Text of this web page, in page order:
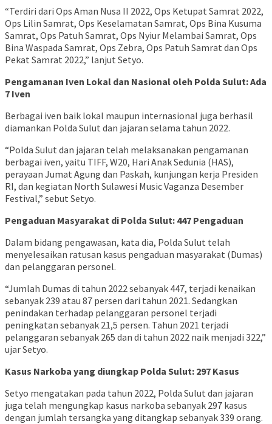
“Terdiri dari Ops Aman Nusa II 2022, Ops Ketupat Samrat 2022,
Ops Lilin Samrat, Ops Keselamatan Samrat, Ops Bina Kusuma
Samrat, Ops Patuh Samrat, Ops Nyiur Melambai Samrat, Ops
Bina Waspada Samrat, Ops Zebra, Ops Patuh Samrat dan Ops
Pekat Samrat 2022,” lanjut Setyo.
Pengamanan Iven Lokal dan Nasional oleh Polda Sulut: Ada
7 Iven
Berbagai iven baik lokal maupun internasional juga berhasil
diamankan Polda Sulut dan jajaran selama tahun 2022.
“Polda Sulut dan jajaran telah melaksanakan pengamanan
berbagai iven, yaitu TIFF, W20, Hari Anak Sedunia (HAS),
perayaan Jumat Agung dan Paskah, kunjungan kerja Presiden
RI, dan kegiatan North Sulawesi Music Vaganza Desember
Festival,” sebut Setyo.
Pengaduan Masyarakat di Polda Sulut: 447 Pengaduan
Dalam bidang pengawasan, kata dia, Polda Sulut telah
menyelesaikan ratusan kasus pengaduan masyarakat (Dumas)
dan pelanggaran personel.
“Jumlah Dumas di tahun 2022 sebanyak 447, terjadi kenaikan
sebanyak 239 atau 87 persen dari tahun 2021. Sedangkan
penindakan terhadap pelanggaran personel terjadi
peningkatan sebanyak 21,5 persen. Tahun 2021 terjadi
pelanggaran sebanyak 265 dan di tahun 2022 naik menjadi 322,”
ujar Setyo.
Kasus Narkoba yang diungkap Polda Sulut: 297 Kasus
Setyo mengatakan pada tahun 2022, Polda Sulut dan jajaran
juga telah mengungkap kasus narkoba sebanyak 297 kasus
dengan jumlah tersangka yang ditangkap sebanyak 339 orang.